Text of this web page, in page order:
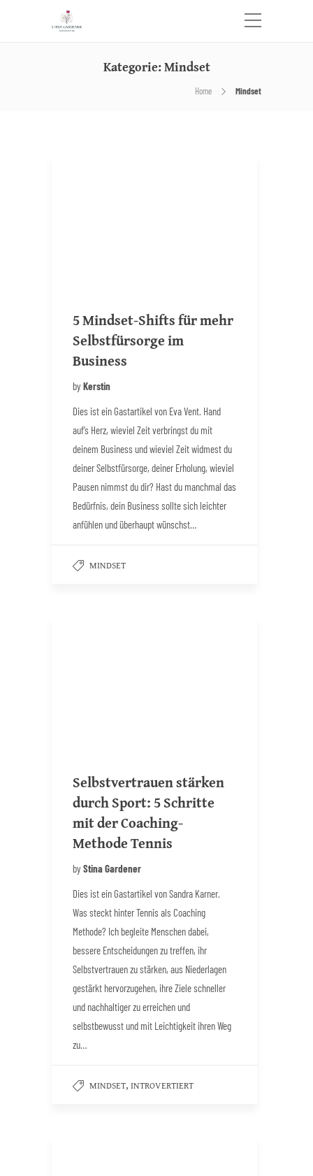
Kategorie:Mindset
Home Mindset
5 Mindset-Shifts für mehr
Selbstfürsorge im
Business
by Kerstin
Dies ist ein Gastartikel von Eva Vent. Hand
auf’s Herz, wieviel Zeit verbringst du mit
deinem Business und wieviel Zeit widmest du
deiner Selbstfürsorge, deiner Erholung, wieviel
Pausen nimmst du dir? Hast du manchmal das
Bedürfnis, dein Business sollte sich leichter
anfühlen und überhaupt wünschst…
MINDSET
Selbstvertrauen stärken
durch Sport: 5 Schritte
mit der Coaching-
Methode Tennis
by Stina Gardener
Dies ist ein Gastartikel von Sandra Karner.
Was steckt hinter Tennis als Coaching
Methode? Ich begleite Menschen dabei,
bessere Entscheidungen zu treffen, ihr
Selbstvertrauen zu stärken, aus Niederlagen
gestärkt hervorzugehen, ihre Ziele schneller
und nachhaltiger zu erreichen und
selbstbewusst und mit Leichtigkeit ihren Weg
zu…
MINDSET, INTROVERTIERT